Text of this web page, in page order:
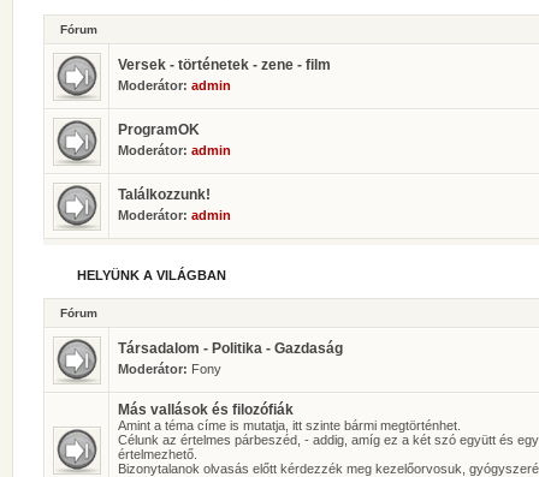
Fórum
Versek - történetek - zene - film
Moderátor: admin
ProgramOK
Moderátor: admin
Találkozzunk!
Moderátor: admin
HELYÜNK A VILÁGBAN
Fórum
Társadalom - Politika - Gazdaság
Moderátor: Fony
Más vallások és filozófiák
Amint a téma címe is mutatja, itt szinte bármi megtörténhet.
Célunk az értelmes párbeszéd, - addig, amíg ez a két szó együtt és
értelmezhető.
Bizonytalanok olvasás előtt kérdezzék meg kezelőorvosuk,